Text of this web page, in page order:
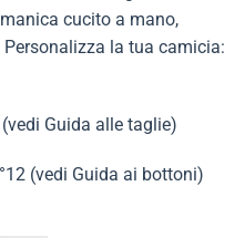
cucito a mano,
la tua camicia:
Guida alle taglie)
(vedi Guida ai bottoni)